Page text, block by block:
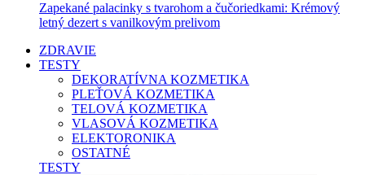
Zapekané palacinky s tvarohom a čučoriedkami: Krémový
letný dezert s vanilkovým prelivom
ZDRAVIE
TESTY
DEKORATÍVNA KOZMETIKA
PLEŤOVÁ KOZMETIKA
TELOVÁ KOZMETIKA
VLASOVÁ KOZMETIKA
ELEKTORONIKA
OSTATNÉ
TESTY